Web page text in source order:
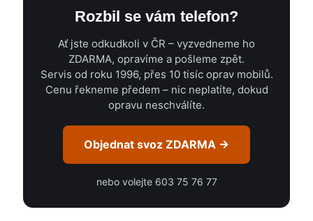
Rozbil se vám telefon?
Ať jste odkudkoli v ČR – vyzvedneme ho
ZDARMA, opravíme a pošleme zpět.
Servis od roku 1996, přes 10 tisíc oprav mobilů.
Cenu řekneme předem – nic neplatíte, dokud
opravu neschválíte.
Objednat svoz ZDARMA →
nebo volejte 603 75 76 77